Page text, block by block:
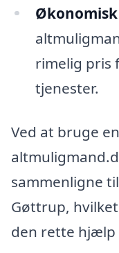
rimelig pris
tjenester.
Ved at bruge
sammenligne
Gøttrup,
den rette hjælp